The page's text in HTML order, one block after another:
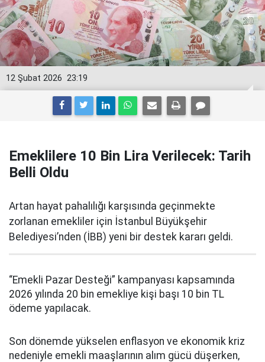
23:19
12 Şubat 2026
Emeklilere 10 Bin Lira Verilecek: Tarih
Belli Oldu
Artan hayat pahalılığı karşısında geçinmekte
zorlanan emekliler için İstanbul Büyükşehir
Belediyesi’nden (İBB) yeni bir destek kararı geldi.
“Emekli Pazar Desteği” kampanyası kapsamında
2026 yılında 20 bin emekliye kişi başı 10 bin TL
ödeme yapılacak.
Son dönemde yükselen enflasyon ve ekonomik kriz
nedeniyle emekli maaşlarının alım gücü düşerken,